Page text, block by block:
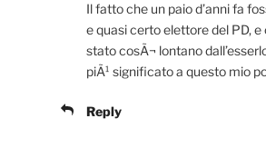
Il fatto che un paio d’anni fa
e quasi certo elettore del PD, e
stato cosÃ¬ lontano
piÃ¹ significato a questo mio
Reply